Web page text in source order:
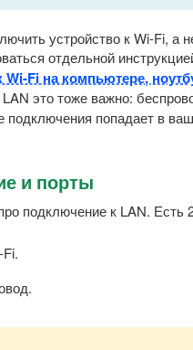
устройство к Wi-Fi, а
отдельной
Fi на компьютере,
это тоже важно:
подключения попадает в
и порты
подключение к LAN. Есть